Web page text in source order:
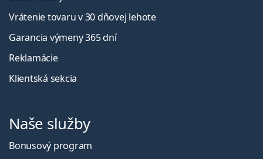
Vrátenie tovaru v 30 dňovej lehote
Garancia výmeny 365 dní
Reklamácie
Klientská sekcia
Naše služby
Bonusový program